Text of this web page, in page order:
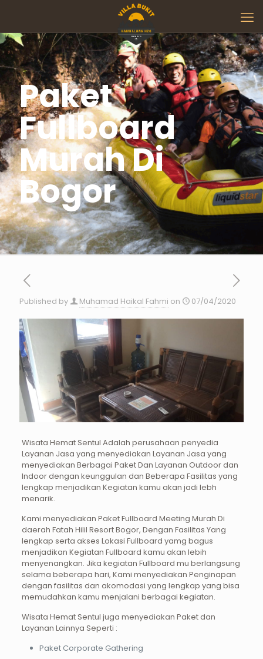
Paket
Fullboard
Murah Di
Bogor
Published by Muhamad Haikal Fahmi on 07/04/2020
Wisata Hemat Sentul Adalah perusahaan penyedia
Layanan Jasa yang menyediakan Layanan Jasa yang
menyediakan Berbagai Paket Dan Layanan Outdoor dan
Indoor dengan keunggulan dan Beberapa Fasilitas yang
lengkap menjadikan Kegiatan kamu akan jadi lebh
menarik.
Kami menyediakan Paket Fullboard Meeting Murah Di
daerah Fatah Hilil Resort Bogor, Dengan Fasilitas Yang
lengkap serta akses Lokasi Fullboard yamg bagus
menjadikan Kegiatan Fullboard kamu akan lebih
menyenangkan. Jika kegiatan Fullboard mu berlangsung
selama beberapa hari, Kami menyediakan Penginapan
dengan fasilitas dan akomodasi yang lengkap yang bisa
memudahkan kamu menjalani berbagai kegiatan.
Wisata Hemat Sentul juga menyediakan Paket dan
Layanan Lainnya Seperti :
Paket Corporate Gathering